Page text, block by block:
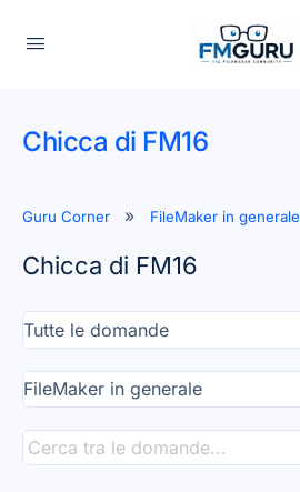
Chicca di FM16
Guru Corner FileMaker in generale
Chicca di FM16